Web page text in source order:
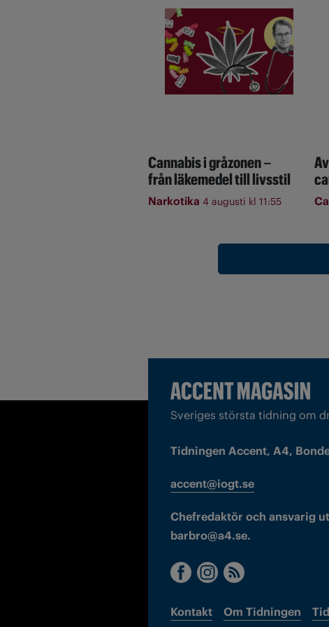
Cannabis i gråzonen –
från läkemedel till livsstil
Narkotika 4 augusti kl 11:55
Sveriges största tidning om
Tidningen Accent, A4,
accent@iogt.se
Chefredaktör och ansvarig
barbro@a4.se.
Kontakt Om Tidningen